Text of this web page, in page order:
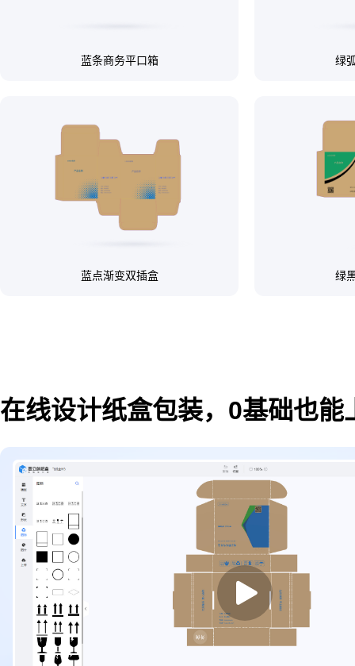
蓝条商务平口箱 绿
蓝点渐变双插盒 绿
在线设计纸盒包装，0基础也能